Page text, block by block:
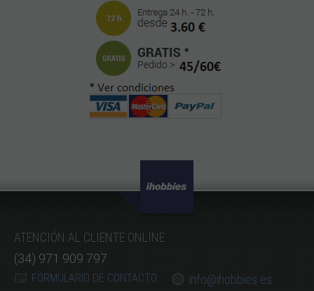
ATENCIÓN AL CLIENTE ONLINE
(34) 971 909 797
FORMULARIO DE CONTACTO info@ihobbies.es